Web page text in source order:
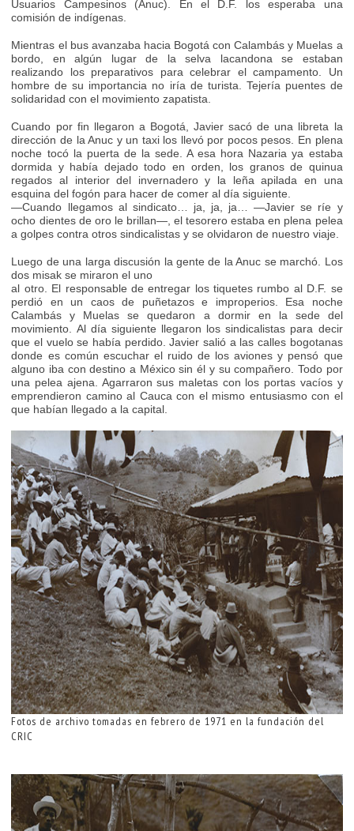
Usuarios Campesinos (Anuc). En el D.F. los esperaba una
comisión de indígenas.
Mientras el bus avanzaba hacia Bogotá con Calambás y Muelas a
bordo, en algún lugar de la selva lacandona se estaban
realizando los preparativos para celebrar el campamento. Un
hombre de su importancia no iría de turista. Tejería puentes de
solidaridad con el movimiento zapatista.
Cuando por fin llegaron a Bogotá, Javier sacó de una libreta la
dirección de la Anuc y un taxi los llevó por pocos pesos. En plena
noche tocó la puerta de la sede. A esa hora Nazaria ya estaba
dormida y había dejado todo en orden, los granos de quinua
regados al interior del invernadero y la leña apilada en una
esquina del fogón para hacer de comer al día siguiente.
—Cuando llegamos al sindicato… ja, ja, ja… —Javier se ríe y
ocho dientes de oro le brillan—, el tesorero estaba en plena pelea
a golpes contra otros sindicalistas y se olvidaron de nuestro viaje.
Luego de una larga discusión la gente de la Anuc se marchó. Los
dos misak se miraron el uno
al otro. El responsable de entregar los tiquetes rumbo al D.F. se
perdió en un caos de puñetazos e improperios. Esa noche
Calambás y Muelas se quedaron a dormir en la sede del
movimiento. Al día siguiente llegaron los sindicalistas para decir
que el vuelo se había perdido. Javier salió a las calles bogotanas
donde es común escuchar el ruido de los aviones y pensó que
alguno iba con destino a México sin él y su compañero. Todo por
una pelea ajena. Agarraron sus maletas con los portas vacíos y
emprendieron camino al Cauca con el mismo entusiasmo con el
que habían llegado a la capital.
Fotos de archivo tomadas en febrero de 1971 en la fundación del
CRIC